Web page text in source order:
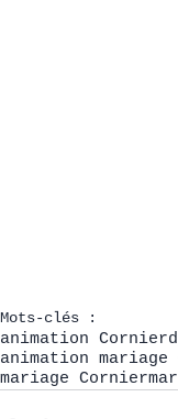
Mots-clés :
animation Cornier
animation mariage
mariage Cornier